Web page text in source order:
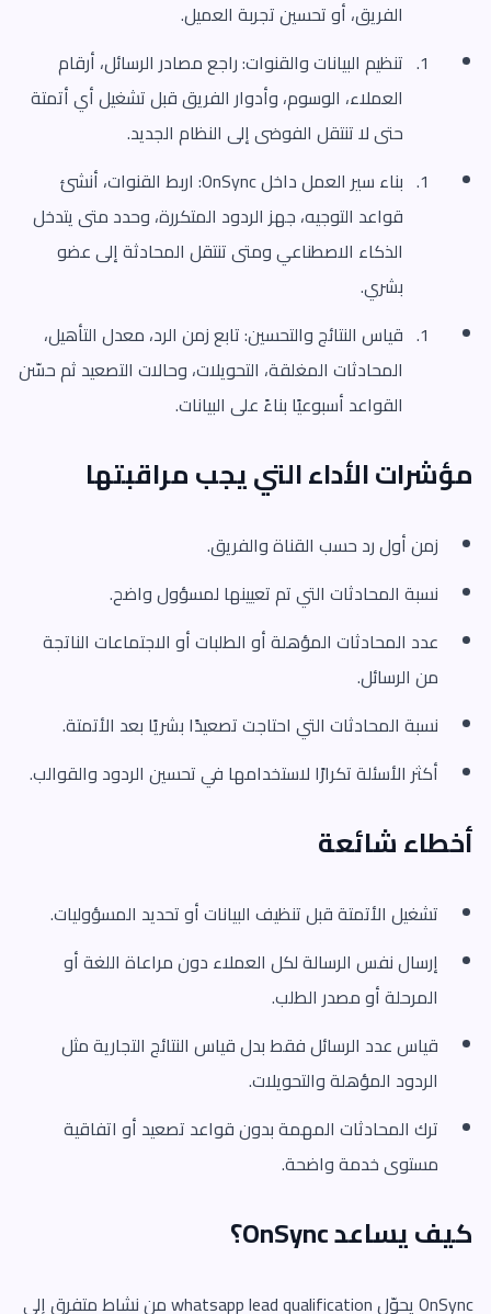
الفريق، أو تحسين تجربة العميل.
تنظيم البيانات والقنوات: راجع مصادر الرسائل، أرقام
العملاء، الوسوم، وأدوار الفريق قبل تشغيل أي أتمتة
حتى لا تنتقل الفوضى إلى النظام الجديد.
بناء سير العمل داخل OnSync: اربط القنوات، أنشئ
قواعد التوجيه، جهز الردود المتكررة، وحدد متى يتدخل
الذكاء الاصطناعي ومتى تنتقل المحادثة إلى عضو
بشري.
قياس النتائج والتحسين: تابع زمن الرد، معدل التأهيل،
المحادثات المغلقة، التحويلات، وحالات التصعيد ثم حسّن
القواعد أسبوعيًا بناءً على البيانات.
مؤشرات الأداء التي يجب مراقبتها
زمن أول رد حسب القناة والفريق.
نسبة المحادثات التي تم تعيينها لمسؤول واضح.
عدد المحادثات المؤهلة أو الطلبات أو الاجتماعات الناتجة
من الرسائل.
نسبة المحادثات التي احتاجت تصعيدًا بشريًا بعد الأتمتة.
أكثر الأسئلة تكرارًا لاستخدامها في تحسين الردود والقوالب.
أخطاء شائعة
تشغيل الأتمتة قبل تنظيف البيانات أو تحديد المسؤوليات.
إرسال نفس الرسالة لكل العملاء دون مراعاة اللغة أو
المرحلة أو مصدر الطلب.
قياس عدد الرسائل فقط بدل قياس النتائج التجارية مثل
الردود المؤهلة والتحويلات.
ترك المحادثات المهمة بدون قواعد تصعيد أو اتفاقية
مستوى خدمة واضحة.
كيف يساعد OnSync؟
OnSync يحوّل whatsapp lead qualification من نشاط متفرق إلى